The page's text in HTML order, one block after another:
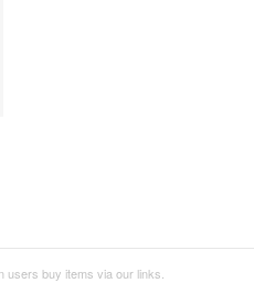
users buy items via our links.